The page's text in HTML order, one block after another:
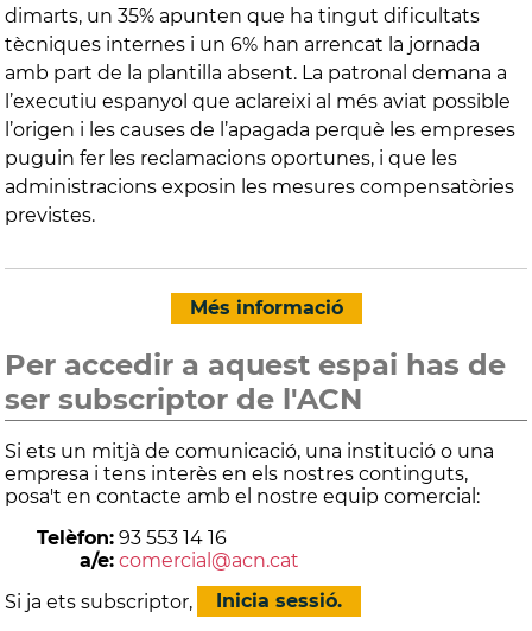
dimarts, un 35% apunten que ha tingut dificultats
tècniques internes i un 6% han arrencat la jornada
amb part de la plantilla absent. La patronal demana a
l’executiu espanyol que aclareixi al més aviat possible
l’origen i les causes de l’apagada perquè les empreses
puguin fer les reclamacions oportunes, i que les
administracions exposin les mesures compensatòries
previstes.
Més informació
Per accedir a aquest espai has de
ser subscriptor de l'ACN
Si ets un mitjà de comunicació, una institució o una
empresa i tens interès en els nostres continguts,
posa't en contacte amb el nostre equip comercial:
Telèfon: 93 553 14 16
a/e: comercial@acn.cat
Si ja ets subscriptor,
Inicia sessió.